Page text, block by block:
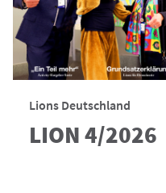
Lions Deutschland
LION 4/2026